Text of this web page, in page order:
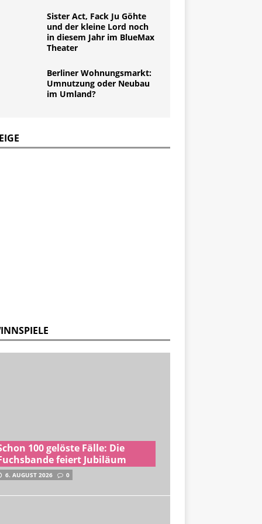
Sister Act, Fack Ju Göhte
und der kleine Lord noch
in diesem Jahr im BlueMax
Theater
Berliner Wohnungsmarkt:
Umnutzung oder Neubau
im Umland?
100 gelöste Fälle: Die
feiert Jubiläum
6. AUGUST 2026 0